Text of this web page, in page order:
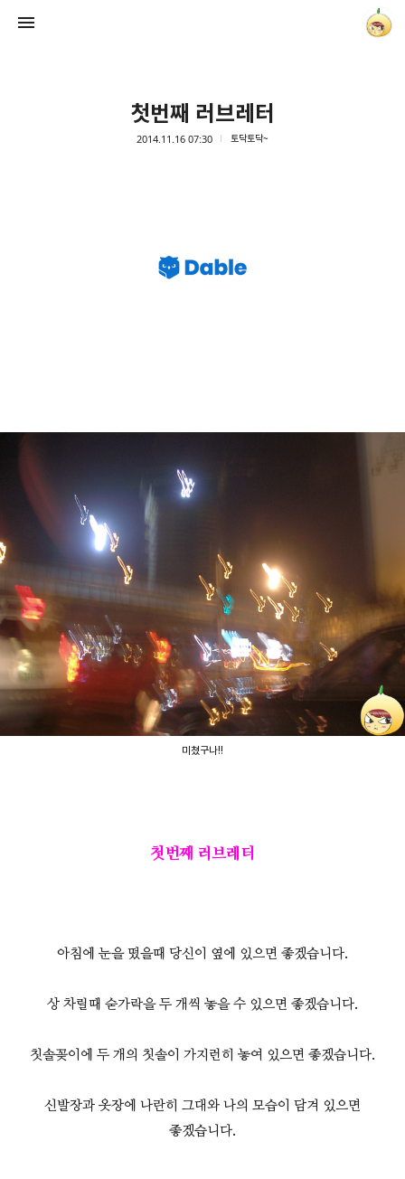
첫번째 러브레터
2014.11.16 07:30 토닥토닥~
미쳤구나!!
첫번째 러브레터
아침에 눈을 떴을때 당신이 옆에 있으면 좋겠습니다.
상 차릴때 숟가락을 두 개씩 놓을 수 있으면 좋겠습니다.
칫솔꽂이에 두 개의 칫솔이 가지런히 놓여 있으면 좋겠습니다.
신발장과 옷장에 나란히 그대와 나의 모습이 담겨 있으면
좋겠습니다.